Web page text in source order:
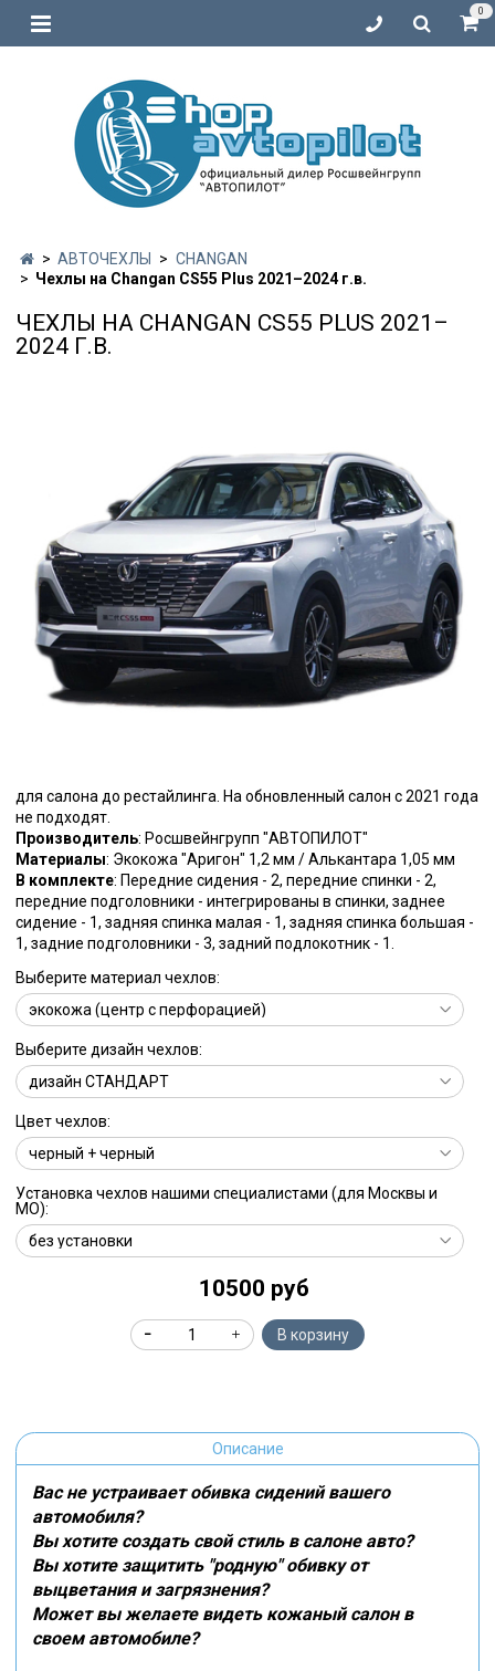
0
АВТОЧЕХЛЫ
CHANGAN
Чехлы на Changan CS55 Plus 2021–2024 г.в.
ЧЕХЛЫ НА CHANGAN CS55 PLUS 2021–
2024 Г.В.
для салона до рестайлинга. На обновленный салон с 2021 года
не подходят.
Производитель: Росшвейнгрупп "АВТОПИЛОТ"
Материалы: Экокожа "Аригон" 1,2 мм / Алькантара 1,05 мм
В комплекте: Передние сидения - 2, передние спинки - 2,
передние подголовники - интегрированы в спинки, заднее
сидение - 1, задняя спинка малая - 1, задняя спинка большая -
1, задние подголовники - 3, задний подлокотник - 1.
Выберите материал чехлов:
Выберите дизайн чехлов:
Цвет чехлов:
Установка чехлов нашими специалистами (для Москвы и
МО):
10500 руб
В корзину
Описание
Вас не устраивает обивка сидений вашего
автомобиля?
Вы хотите создать свой стиль в салоне авто?
Вы хотите защитить "родную" обивку от
выцветания и загрязнения?
Может вы желаете видеть кожаный салон в
своем автомобиле?